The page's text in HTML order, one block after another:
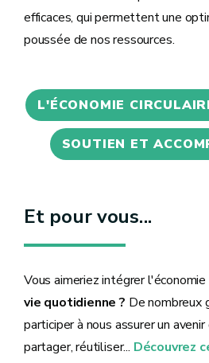
efficaces, qui permettent une
poussée de nos ressources.
L'ÉCONOMIE
SOUTIEN ET
Et pour vous...
Vous aimeriez intégrer l'économie
vie quotidienne ? De nombreux
participer à nous assurer un
partager, réutiliser... Découvrez